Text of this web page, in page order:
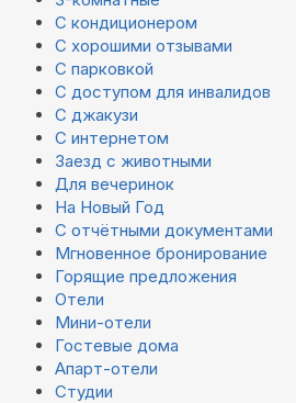
С кондиционером
С хорошими отзывами
С парковкой
С доступом для инвалидов
С джакузи
С интернетом
Заезд с животными
Для вечеринок
На Новый Год
С отчётными документами
Мгновенное бронирование
Горящие предложения
Отели
Мини-отели
Гостевые дома
Апарт-отели
Студии